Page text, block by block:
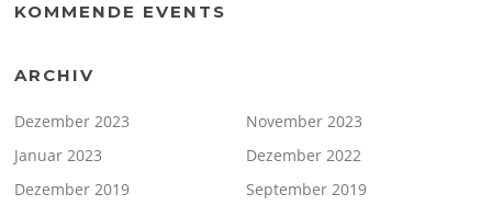
KOMMENDE EVENTS
ARCHIV
Dezember 2023
November 2023
Januar 2023
Dezember 2022
Dezember 2019
September 2019